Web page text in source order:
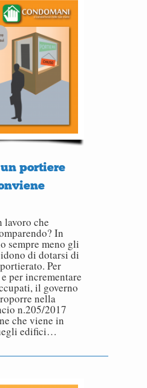
portiere
lavoro che
In
sempre meno gli
di dotarsi di
Per
per incrementare
il governo
nella
n.205/2017
che viene in
edifici…